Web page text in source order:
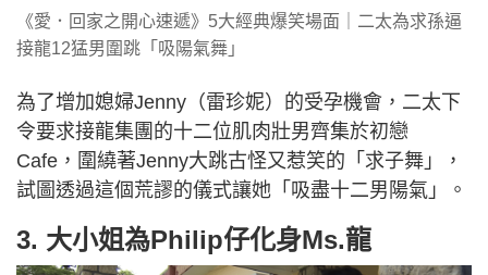
《愛．回家之開心速遞》5大經典爆笑場面｜二太為求孫逼
接龍12猛男圍跳「吸陽氣舞」
為了增加媳婦Jenny（雷珍妮）的受孕機會，二太下
令要求接龍集團的十二位肌肉壯男齊集於初戀
Cafe，圍繞著Jenny大跳古怪又惹笑的「求子舞」，
試圖透過這個荒謬的儀式讓她「吸盡十二男陽氣」。
3. 大小姐為Philip仔化身Ms.龍